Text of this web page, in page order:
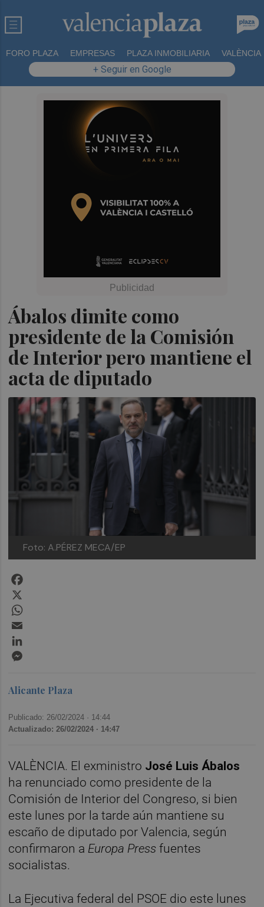
FORO PLAZA EMPRESAS PLAZA INMOBILIARIA VALÈNCIA
+ Seguir en Google
Ábalos dimite como
presidente de la Comisión
de Interior pero mantiene el
acta de diputado
Foto: A.PÉREZ MECA/EP
Alicante Plaza
Publicado: 26/02/2024 · 14:44
Actualizado: 26/02/2024 · 14:47
VALÈNCIA. El exministro José Luis Ábalos
ha renunciado como presidente de la
Comisión de Interior del Congreso, si bien
este lunes por la tarde aún mantiene su
escaño de diputado por Valencia, según
confirmaron a Europa Press fuentes
socialistas.
La Ejecutiva federal del PSOE dio este lunes